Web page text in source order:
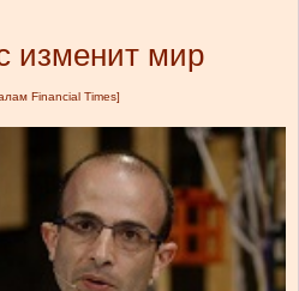
изменит мир
Financial Times]